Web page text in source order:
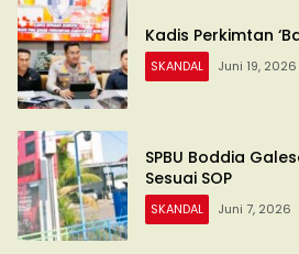
Kadis Perkimtan
SKANDAL Juni 19, 2026
SPBU Boddia
Sesuai SOP
SKANDAL Juni 7, 2026